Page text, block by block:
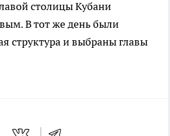
столицы Кубани
В тот же день были
структура и выбраны главы